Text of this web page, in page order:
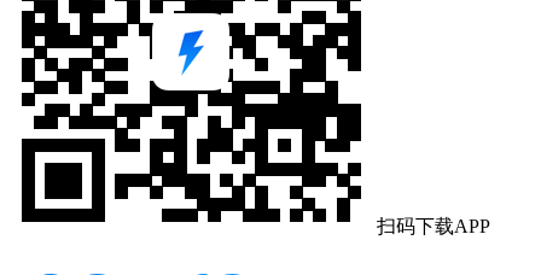
扫码下载APP